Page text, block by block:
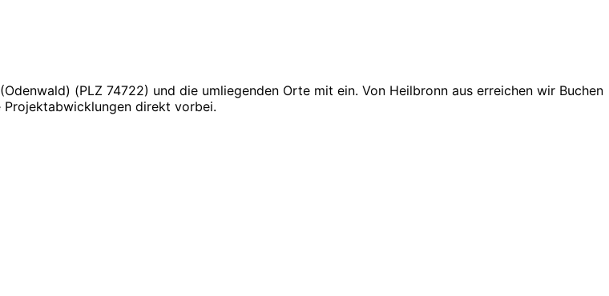
(PLZ 74722) und die umliegenden Orte mit ein. Von Heilbronn aus erreichen wir Buchen
Projektabwicklungen direkt vorbei.